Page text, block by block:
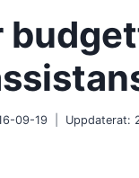
09-19 Uppdaterat: